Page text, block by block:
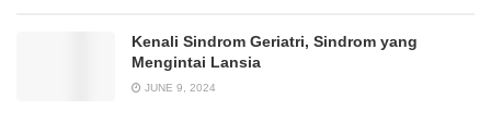
Kenali Sindrom Geriatri, Sindrom yang
Mengintai Lansia
JUNE 9, 2024